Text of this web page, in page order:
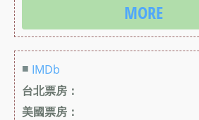
MORE
■ IMDb
台北票房：
美國票房：